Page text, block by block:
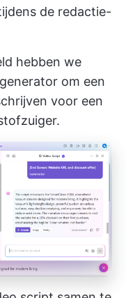
de redactie-
hebben we
om een
voor een